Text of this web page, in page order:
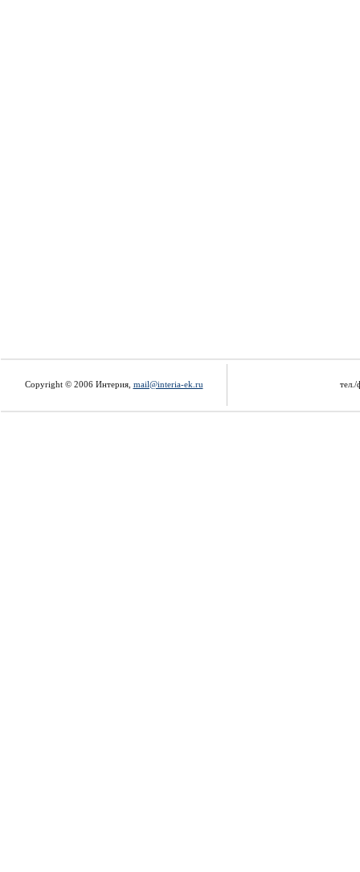
Copyright © 2006 Интерия, mail@interia-ek.ru